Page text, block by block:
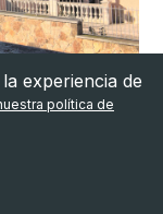
experiencia de
política de